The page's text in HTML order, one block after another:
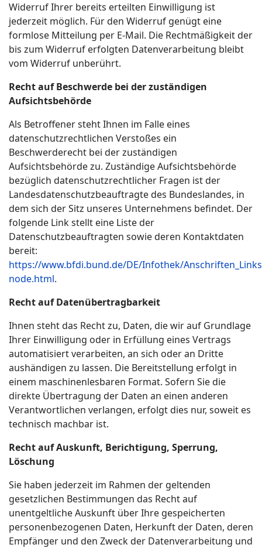
Widerruf Ihrer bereits erteilten Einwilligung ist
jederzeit möglich. Für den Widerruf genügt eine
formlose Mitteilung per E-Mail. Die Rechtmäßigkeit der
bis zum Widerruf erfolgten Datenverarbeitung bleibt
vom Widerruf unberührt.
Recht auf Beschwerde bei der zuständigen
Aufsichtsbehörde
Als Betroffener steht Ihnen im Falle eines
datenschutzrechtlichen Verstoßes ein
Beschwerderecht bei der zuständigen
Aufsichtsbehörde zu. Zuständige Aufsichtsbehörde
bezüglich datenschutzrechtlicher Fragen ist der
Landesdatenschutzbeauftragte des Bundeslandes, in
dem sich der Sitz unseres Unternehmens befindet. Der
folgende Link stellt eine Liste der
Datenschutzbeauftragten sowie deren Kontaktdaten
bereit:
https://www.bfdi.bund.de/DE/Infothek/
node.html.
Recht auf Datenübertragbarkeit
Ihnen steht das Recht zu, Daten, die wir auf Grundlage
Ihrer Einwilligung oder in Erfüllung eines Vertrags
automatisiert verarbeiten, an sich oder an Dritte
aushändigen zu lassen. Die Bereitstellung erfolgt in
einem maschinenlesbaren Format. Sofern Sie die
direkte Übertragung der Daten an einen anderen
Verantwortlichen verlangen, erfolgt dies nur, soweit es
technisch machbar ist.
Recht auf Auskunft, Berichtigung, Sperrung,
Löschung
Sie haben jederzeit im Rahmen der geltenden
gesetzlichen Bestimmungen das Recht auf
unentgeltliche Auskunft über Ihre gespeicherten
personenbezogenen Daten, Herkunft der Daten, deren
Empfänger und den Zweck der Datenverarbeitung und